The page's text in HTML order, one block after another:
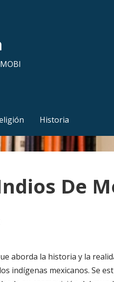
Historia
De
aborda la historia y la
indígenas mexicanos. Se